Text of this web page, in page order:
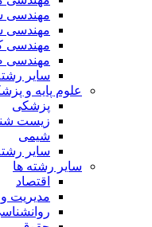
مهندسی
مهندسی
مهندسی
مهندسی صنایع
سایر رشته
علوم پایه و پزشکی
پزشکی
زیست شناسی
شیمی
سایر رشته
سایر رشته ها
اقتصاد
مدیریت و
روانشناسی و